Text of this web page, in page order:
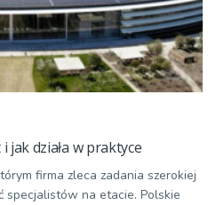
jak działa w praktyce
firma zleca zadania szerokiej
specjalistów na etacie. Polskie